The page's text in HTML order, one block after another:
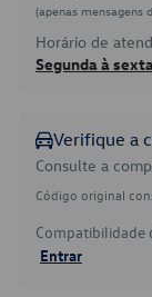
(apenas mensagens
Horário de
Segunda à
Verifique a
Consulte a
Código original
Compatibilidade
Entrar